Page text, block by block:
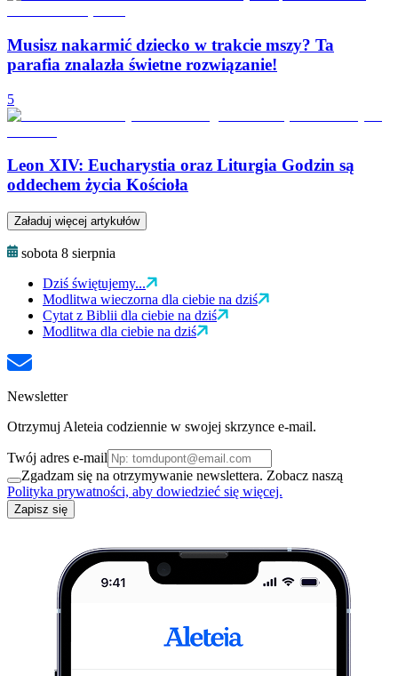
Musisz nakarmić dziecko w trakcie mszy? Ta
parafia znalazła świetne rozwiązanie!
5
Leon XIV: Eucharystia oraz Liturgia Godzin są
oddechem życia Kościoła
Załaduj więcej artykułów
sobota 8 sierpnia
Dziś świętujemy...
Modlitwa wieczorna dla ciebie na dziś
Cytat z Biblii dla ciebie na dziś
Modlitwa dla ciebie na dziś
Newsletter
Otrzymuj Aleteia codziennie w swojej skrzynce e-mail.
Twój adres e-mail
Zgadzam się na otrzymywanie newslettera. Zobacz naszą
Polityka prywatności, aby dowiedzieć się więcej.
Zapisz się